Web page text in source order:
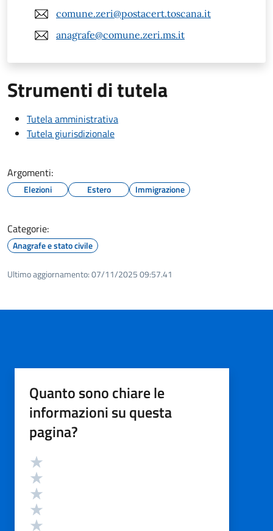
comune.zeri@postacert.toscana.it
anagrafe@comune.zeri.ms.it
Strumenti di tutela
Tutela amministrativa
Tutela giurisdizionale
Argomenti:
Elezioni Estero Immigrazione
Categorie:
Anagrafe e stato civile
Ultimo aggiornamento:07/11/2025 09:57.41
Quanto sono chiare le
informazioni su questa
pagina?
Valutazione